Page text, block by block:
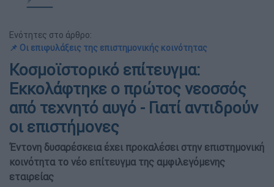
Ενότητες στο άρθρο:
📌 Οι επιφυλάξεις της επιστημονικής κοινότητας
Κοσμοϊστορικό επίτευγμα:
Εκκολάφτηκε ο πρώτος νεοσσός
από τεχνητό αυγό - Γιατί αντιδρούν
οι επιστήμονες
Έντονη δυσαρέσκεια έχει προκαλέσει στην επιστημονική
κοινότητα το νέο επίτευγμα της αμφιλεγόμενης
εταιρείας